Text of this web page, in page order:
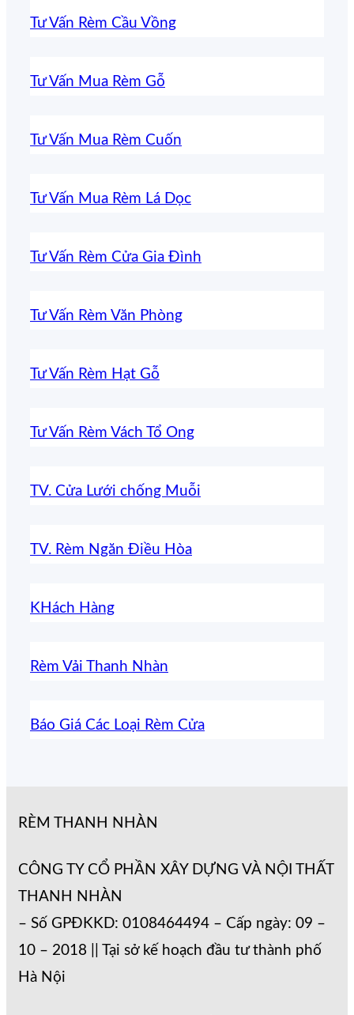
Tư Vấn Rèm Cầu Vồng
Tư Vấn Mua Rèm Gỗ
Tư Vấn Mua Rèm Cuốn
Tư Vấn Mua Rèm Lá Dọc
Tư Vấn Rèm Cửa Gia Đình
Tư Vấn Rèm Văn Phòng
Tư Vấn Rèm Hạt Gỗ
Tư Vấn Rèm Vách Tổ Ong
TV. Cửa Lưới chống Muỗi
TV. Rèm Ngăn Điều Hòa
KHách Hàng
Rèm Vải Thanh Nhàn
Báo Giá Các Loại Rèm Cửa
RÈM THANH NHÀN
CÔNG TY CỔ PHẦN XÂY DỰNG VÀ NỘI THẤT
THANH NHÀN
– Số GPĐKKD: 0108464494 – Cấp ngày: 09 –
10 – 2018 || Tại sở kế hoạch đầu tư thành phố
Hà Nội